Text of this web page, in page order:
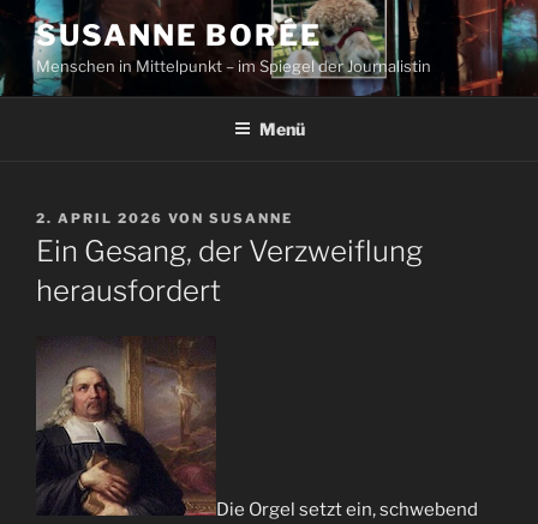
Zum
Inhalt
springen
SUSANNE BORÉE
Menschen in Mittelpunkt – im Spiegel der Journalistin
Menü
VERÖFFENTLICHT
AM
2. APRIL 2026 VON SUSANNE
Ein Gesang, der Verzweiflung
herausfordert
Die Orgel setzt ein, schwebend